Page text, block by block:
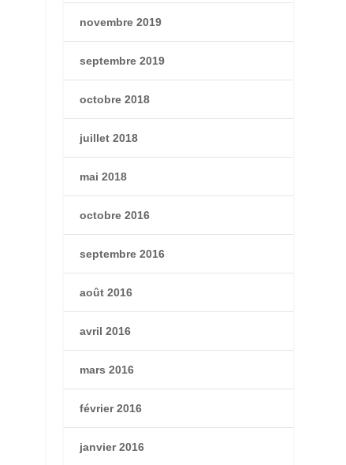
novembre 2019
septembre 2019
octobre 2018
juillet 2018
mai 2018
octobre 2016
septembre 2016
août 2016
avril 2016
mars 2016
février 2016
janvier 2016